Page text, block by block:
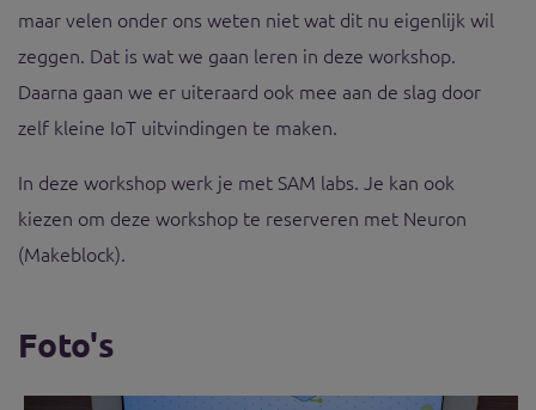
maar velen onder ons weten niet wat dit nu eigenlijk wil
zeggen. Dat is wat we gaan leren in deze workshop.
Daarna gaan we er uiteraard ook mee aan de slag door
zelf kleine IoT uitvindingen te maken.
In deze workshop werk je met SAM labs. Je kan ook
kiezen om deze workshop te reserveren met Neuron
(Makeblock).
Foto's